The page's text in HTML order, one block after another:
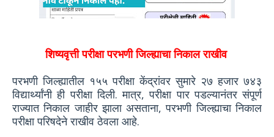
शिष्यवृत्ती परीक्षा परभणी जिल्ह्याचा निकाल राखीव
परभणी जिल्ह्यातील १५५ परीक्षा केंद्रांवर सुमारे २७ हजार ७४३
विद्यार्थ्यांनी ही परीक्षा दिली. मात्र, परीक्षा पार पडल्यानंतर संपूर्ण
राज्यात निकाल जाहीर झाला असताना, परभणी जिल्ह्याचा निकाल
परीक्षा परिषदेने राखीव ठेवला आहे.